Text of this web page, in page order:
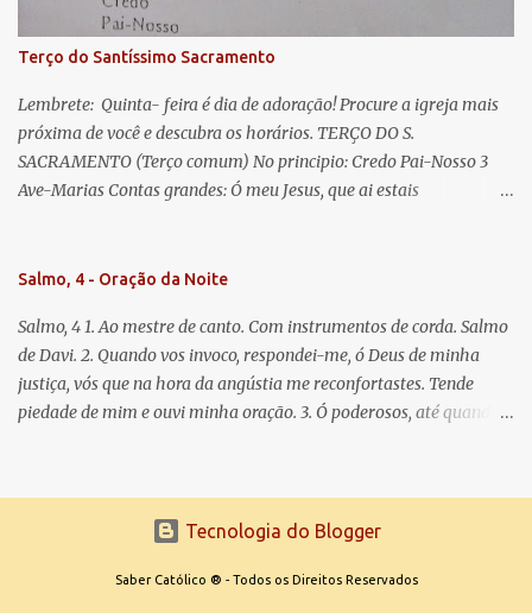
Para que sejamos dignos das promessas de Cristo. Amém.
Terço do Santíssimo Sacramento
Lembrete: Quinta- feira é dia de adoração! Procure a igreja mais
próxima de você e descubra os horários. TERÇO DO S.
SACRAMENTO (Terço comum) No principio: Credo Pai-Nosso 3
Ave-Marias Contas grandes: Ó meu Jesus, que ai estais
Vós morra eu! Nas contas pequenas: Sacramento de Amor!
que nos salva, dá-nos Vossa força, Vosso perdão e a Vossa
misericórdia. (no fim) Rezar 3 vezes: Louvores e graças se deem a
cada momento ao Santíssimo e Diviníssimo Sacramento.
Salmo, 4 - Oração da Noite
Salmo, 4 1. Ao mestre de canto. Com instrumentos de corda. Salmo
de Davi. 2. Quando vos invoco, respondei-me, ó Deus de minha
justiça, vós que na hora da angústia me reconfortastes. Tende
piedade de mim e ouvi minha oração. 3. Ó poderosos, até quando
o Senhor me ouviu quando o invoquei. 5. Tremei, mas sem pecar;
refleti em vossos corações, quando estiverdes em vossos leitos, e
Senhor. 7. Dizem muitos: Quem nos fará ver a felicidade? Fazei
Tecnologia do Blogger
Saber Católico ® - Todos os Direitos Reservados